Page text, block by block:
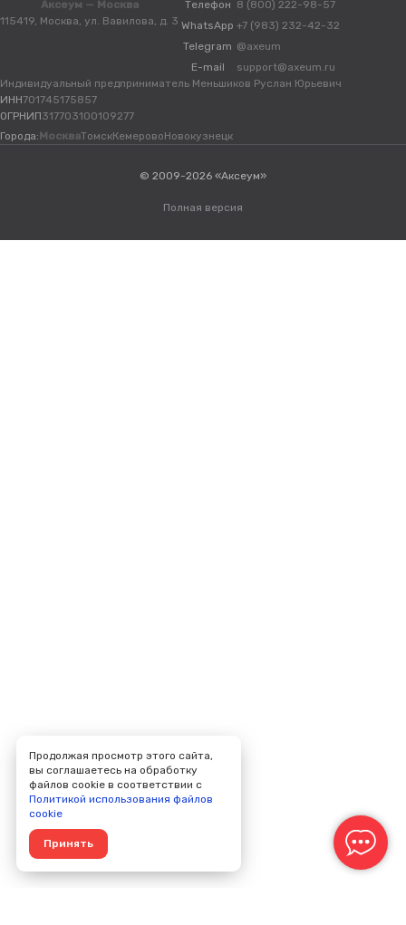
Аксеум — Москва
115419, Москва, ул. Вавилова, д. 3
Телефон 8 (800) 222-98-57
WhatsApp +7 (983) 232-42-32
Telegram @axeum
E-mail
support@axeum.ru
Индивидуальный предприниматель Меньшиков Руслан Юрьевич
ИНН701745175857
ОГРНИП317703100109277
Города: МоскваТомскКемеровоНовокузнецк
© 2009-2026 «Аксеум»
Полная версия
Продолжая просмотр этого сайта,
вы соглашаетесь на обработку
файлов cookie в соответствии с
Политикой использования файлов
cookie
Принять